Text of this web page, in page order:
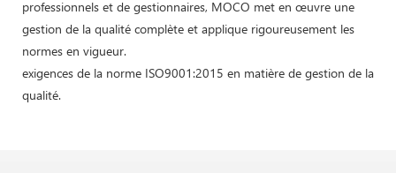
professionnels et de gestionnaires, MOCO met en œuvre une
gestion de la qualité complète et applique rigoureusement les
normes en vigueur.
exigences de la norme ISO9001:2015 en matière de gestion de la
qualité.